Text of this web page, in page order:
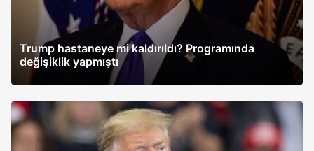
Trump hastaneye mi kaldırıldı? Programında
değişiklik yapmıştı